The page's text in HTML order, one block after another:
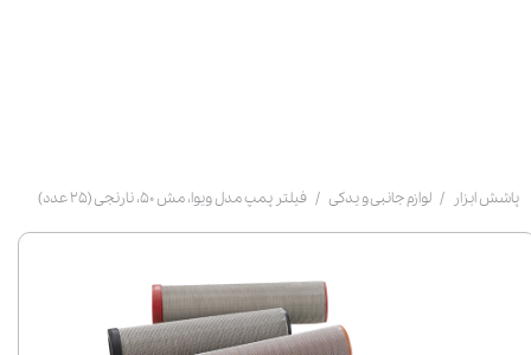
پاشش ابزار لوازم جانبی و یدکی فیلتر پمپ مدل ویوا، مش ۵۰، نارنجی (۲۵ عدد)